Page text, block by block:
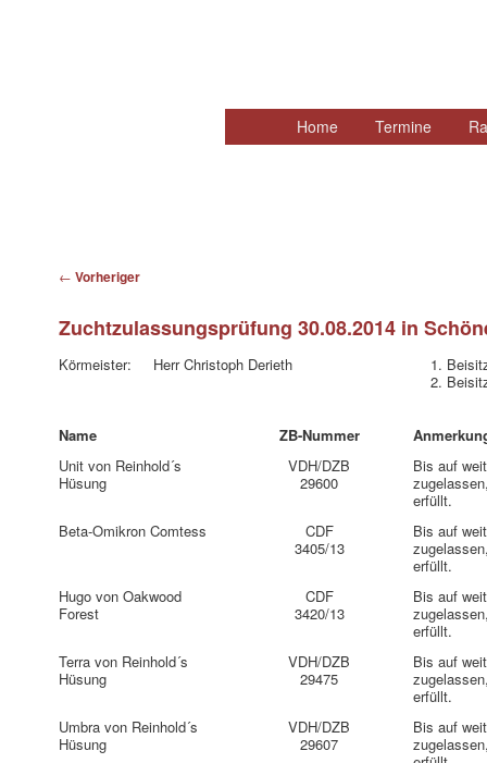
Zum
Home Termine
Beitragsnavigation
← Vorheriger
Zuchtzulassungsprüfung 30.08.2014 in
Körmeister: Herr Christoph Derieth
1.
2.
Name ZB-Nummer
Unit von Reinhold´s
Hüsung
VDH/DZB
29600
Bis auf
erfüllt.
Beta-Omikron Comtess
CDF
3405/13
Bis auf
erfüllt.
Hugo von Oakwood
Forest
CDF
3420/13
Bis auf
erfüllt.
Terra von Reinhold´s
Hüsung
VDH/DZB
29475
Bis auf
erfüllt.
Umbra von Reinhold´s
Hüsung
VDH/DZB
29607
Bis auf